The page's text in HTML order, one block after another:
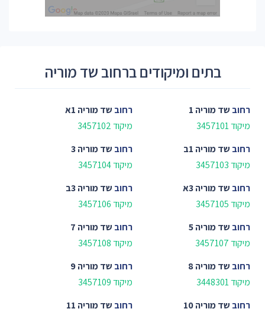
בתים ומיקודים ברחוב שד מוריה
רחוב שד מוריה 1
מיקוד 3457101
רחוב שד מוריה 1א
מיקוד 3457102
רחוב שד מוריה 1ב
מיקוד 3457103
רחוב שד מוריה 3
מיקוד 3457104
רחוב שד מוריה 3א
מיקוד 3457105
רחוב שד מוריה 3ב
מיקוד 3457106
רחוב שד מוריה 5
מיקוד 3457107
רחוב שד מוריה 7
מיקוד 3457108
רחוב שד מוריה 8
מיקוד 3448301
רחוב שד מוריה 9
מיקוד 3457109
רחוב שד מוריה 10
רחוב שד מוריה 11